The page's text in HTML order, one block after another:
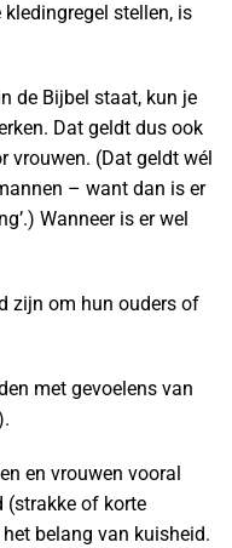
stellen, is
de Bijbel staat, kun je
Dat geldt dus ook
vrouwen. (Dat geldt wél
– want dan is er
Wanneer is er wel
zijn om hun ouders of
met gevoelens van
en vrouwen vooral
(strakke of korte
belang van kuisheid.